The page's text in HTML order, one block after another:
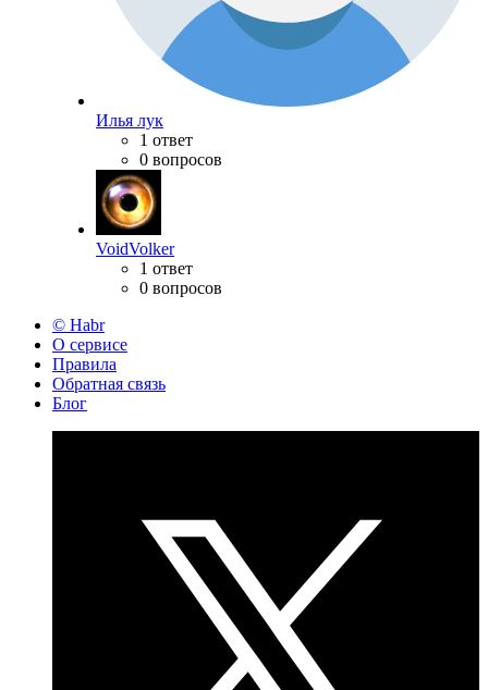
Илья лук
1 ответ
0 вопросов
VoidVolker
1 ответ
0 вопросов
© Habr
О сервисе
Правила
Обратная связь
Блог